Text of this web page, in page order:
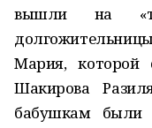
вышли на
Мария, которой
Шакирова
бабушкам были